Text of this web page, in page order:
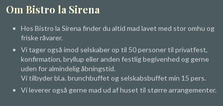
Om Bistro la Sirena
Hos Bistro la Sirena finder du altid mad lavet med stor omhu og
friske råvarer.​
Vi tager også imod selskaber op til 50 personer til privatfest,
konfirmation, bryllup eller anden festlig begivenhed og gerne
uden for almindelig åbningstid.
​Vi tilbyder bl.a. brunchbuffet og selskabsbuffet min 15 pers.
​Vi leverer også gerne mad ud af huset til større arrangementer.